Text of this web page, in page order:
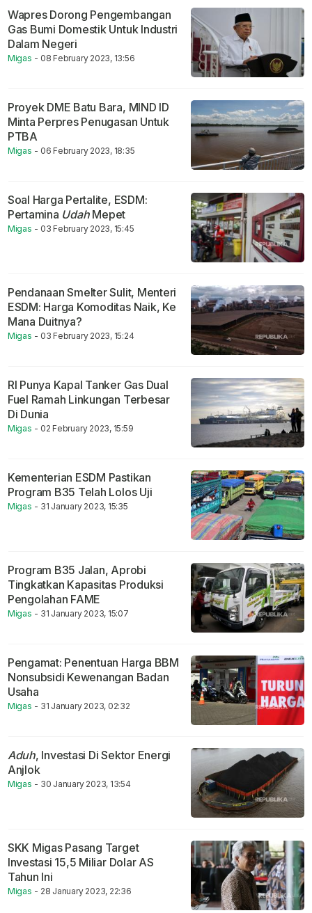
Wapres Dorong Pengembangan
Gas Bumi Domestik Untuk Industri
Dalam Negeri
Migas - 08 February 2023, 13:56
Proyek DME Batu Bara, MIND ID
Minta Perpres Penugasan Untuk
PTBA
Migas - 06 February 2023, 18:35
Soal Harga Pertalite, ESDM:
Pertamina UdahMepet
Migas - 03 February 2023, 15:45
Pendanaan Smelter Sulit, Menteri
ESDM: Harga Komoditas Naik, Ke
Mana Duitnya?
Migas - 03 February 2023, 15:24
RI Punya Kapal Tanker Gas Dual
Fuel Ramah Linkungan Terbesar
Di Dunia
Migas - 02 February 2023, 15:59
Kementerian ESDM Pastikan
Program B35 Telah Lolos Uji
Migas - 31 January 2023, 15:35
Program B35 Jalan, Aprobi
Tingkatkan Kapasitas Produksi
Pengolahan FAME
Migas - 31 January 2023, 15:07
Pengamat: Penentuan Harga BBM
Nonsubsidi Kewenangan Badan
Usaha
Migas - 31 January 2023, 02:32
Aduh, Investasi Di Sektor Energi
Anjlok
Migas - 30 January 2023, 13:54
SKK Migas Pasang Target
Investasi 15,5 Miliar Dolar AS
Tahun Ini
Migas - 28 January 2023, 22:36